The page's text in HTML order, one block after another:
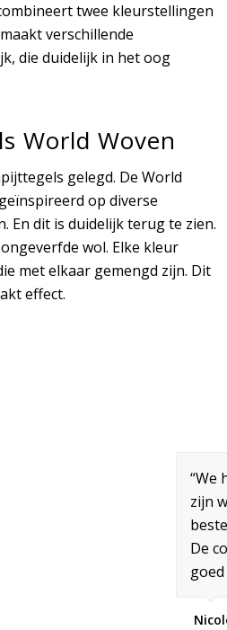
twee kleurstellingen
verschillende
die duidelijk in het oog
World Woven
gelegd. De World
op diverse
En dit is duidelijk terug te zien.
wol. Elke kleur
met elkaar gemengd zijn. Dit
effect.
“We
zijn
De